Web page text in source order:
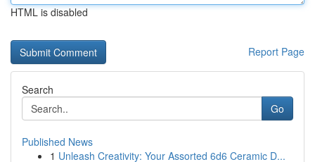
HTML is disabled
Report Page
Search
Go
Published News
1 Unleash Creativity: Your Assorted 6d6 Ceramic D...